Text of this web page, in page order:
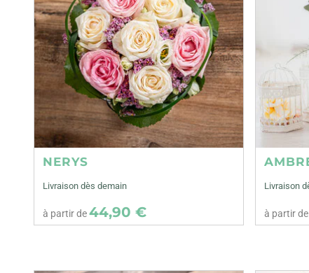
NERYS
Livraison dès demain
à partir de44,90 €
Livraison
à partir